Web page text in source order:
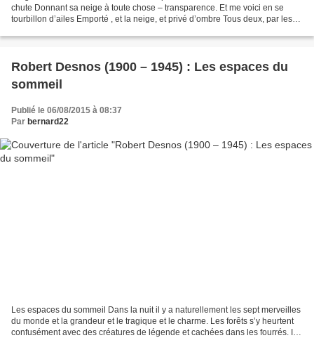
chute Donnant sa neige à toute chose – transparence. Et me voici en se
tourbillon d’ailes Emporté , et la neige, et privé d’ombre Tous deux, par les
Robert Desnos (1900 – 1945) : Les espaces du
sommeil
Publié le 06/08/2015 à 08:37
Par bernard22
Les espaces du sommeil Dans la nuit il y a naturellement les sept merveilles
du monde et la grandeur et le tragique et le charme. Les forêts s’y heurtent
confusément avec des créatures de légende et cachées dans les fourrés. Il y